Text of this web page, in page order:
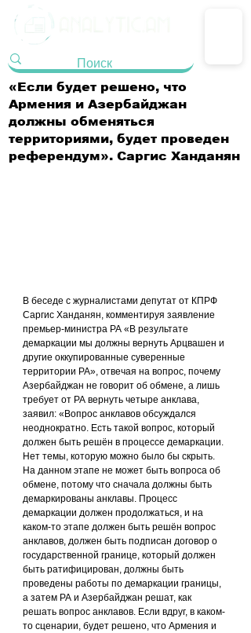
«Если будет решено, что
Армения и Азербайджан
должны обменяться
территориями, будет проведен
референдум». Саргис Ханданян
В беседе с журналистами депутат от КПРФ
Саргис Ханданян, комментируя заявление
премьер-министра РА «В результате
демаркации мы должны вернуть Арцвашен и
другие оккупированные суверенные
территории РА», отвечая на вопрос, почему
Азербайджан не говорит об обмене, а лишь
требует от РА вернуть четыре анклава,
заявил: «Вопрос анклавов обсуждался
неоднократно. Есть такой вопрос, который
должен быть решён в процессе демаркации.
Нет темы, которую можно было бы скрыть.
На данном этапе не может быть вопроса об
обмене, потому что сначала должны быть
демаркированы анклавы. Процесс
демаркации должен продолжаться, и на
каком-то этапе должен быть решён вопрос
анклавов, должен быть подписан договор о
государственной границе, который должен
быть ратифицирован, должны быть
проведены работы по демаркации границы,
а затем РА и Азербайджан решат, как
решать вопрос анклавов. Если вдруг, в каком-
то сценарии, будет решено, что Армения и